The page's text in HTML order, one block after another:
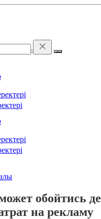
обойтись
на рекламу